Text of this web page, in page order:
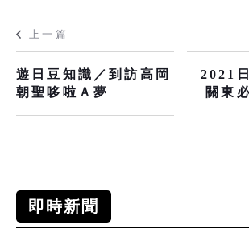
上一篇
遊日豆知識／到訪高岡
朝聖哆啦Ａ夢
2021
關東
即時新聞